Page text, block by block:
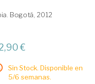
Bogotá, 2012
€
Sin Stock. Disponible en
5/6 semanas.